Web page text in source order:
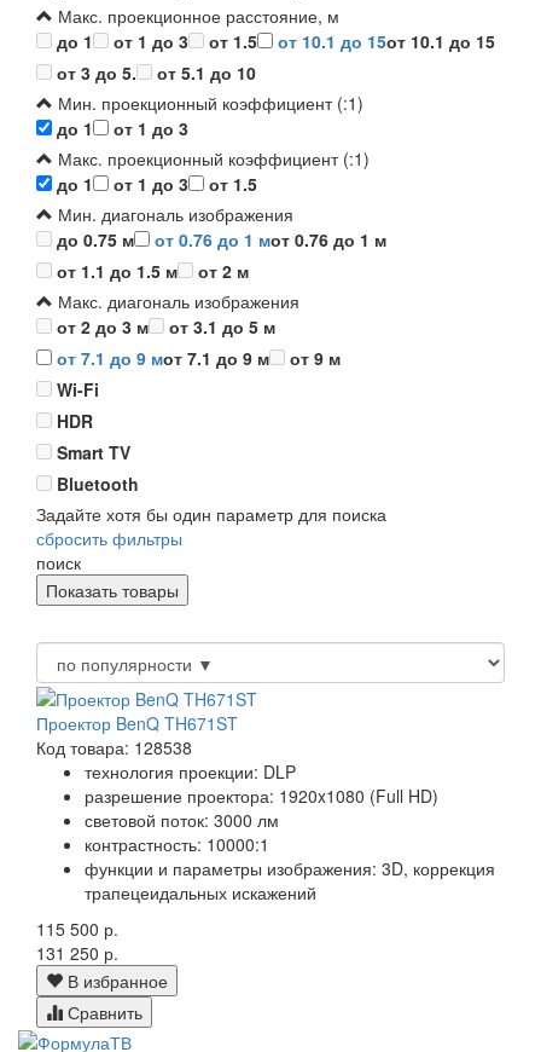
Макс. проекционное расстояние, м
до 1
от 1 до 3 от 1.5 от 10.1 до 15от 10.1 до 15
от 3 до 5.
от 5.1 до 10
Мин. проекционный коэффициент (:1)
до 1
от 1 до 3
Макс. проекционный коэффициент (:1)
до 1
от 1 до 3
от 1.5
Мин. диагональ изображения
до 0.75 м
от 0.76 до 1 мот 0.76 до 1 м
от 1.1 до 1.5 м
от 2 м
Макс. диагональ изображения
от 2 до 3 м
от 3.1 до 5 м
от 7.1 до 9 мот 7.1 до 9 м
от 9 м
Wi-Fi
HDR
Smart TV
Bluetooth
Задайте хотя бы один параметр для поиска
сбросить фильтры
поиск
Проектор BenQ TH671ST
Код товара: 128538
технология проекции: DLP
разрешение проектора: 1920x1080 (Full HD)
световой поток: 3000 лм
контрастность: 10000:1
функции и параметры изображения: 3D, коррекция
трапецеидальных искажений
115 500 р.
131 250 р.
В избранное
Сравнить